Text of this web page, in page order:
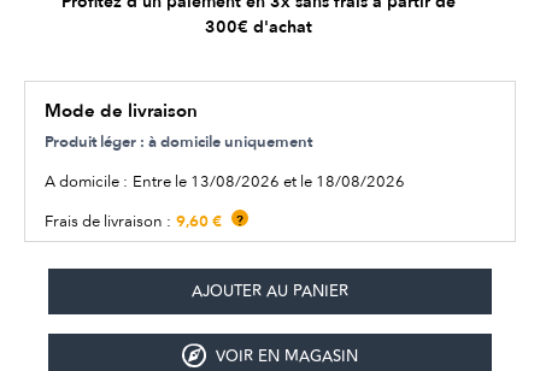
300€ d'achat
Mode de livraison
Produit léger : à domicile uniquement
A domicile : Entre le 13/08/2026 et le 18/08/2026
Frais de livraison : 9,60 € ?
VOIR EN MAGASIN